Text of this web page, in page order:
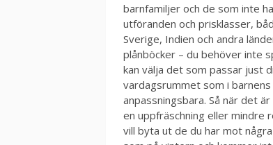
barnfamiljer och de som inte
utföranden och prisklasser,
Sverige, Indien och andra
plånböcker – du behöver inte
kan välja det som passar just
vardagsrummet som i
anpassningsbara. Så när det
en uppfräschning eller mindre
vill byta ut de du har mot